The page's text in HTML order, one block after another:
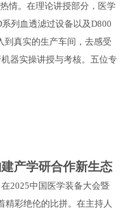
情。在理论讲授部分，医学
列血透滤过设备以及D800
到真实的生产车间，去感受
器实操讲授与考核。五位专
产学研合作新生态
2025中国医学装备大会暨
精彩绝伦的比拼。在主持人